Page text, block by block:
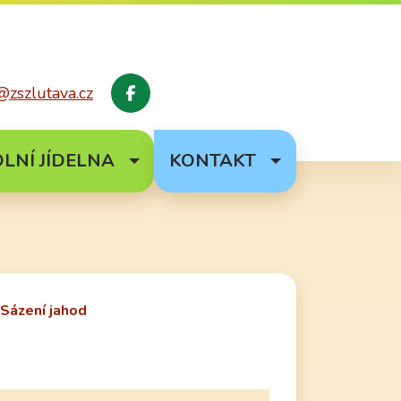
Facebook
JÍDELNA KONTAKT
Sázení jahod